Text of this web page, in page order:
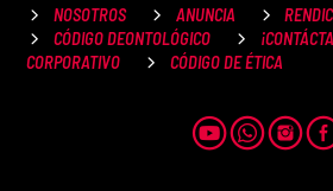
NOSOTROS ANUNCIA
CÓDIGO DEONTOLÓGICO
CORPORATIVO
CÓDIGO DE ÉTICA